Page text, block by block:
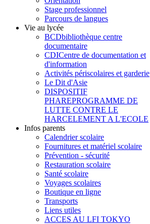
Stage professionnel
Parcours de langues
Vie au lycée
BCDbibliothèque centre
documentaire
CDICentre de documentation et
d'information
Activités périscolaires et garderie
Le Dit d'Asie
DISPOSITIF
PHAREPROGRAMME DE
LUTTE CONTRE LE
HARCELEMENT A L'ECOLE
Infos parents
Calendrier scolaire
Fournitures et matériel scolaire
Prévention - sécurité
Restauration scolaire
Santé scolaire
Voyages scolaires
Boutique en ligne
Transports
Liens utiles
ACCES AU LFI TOKYO